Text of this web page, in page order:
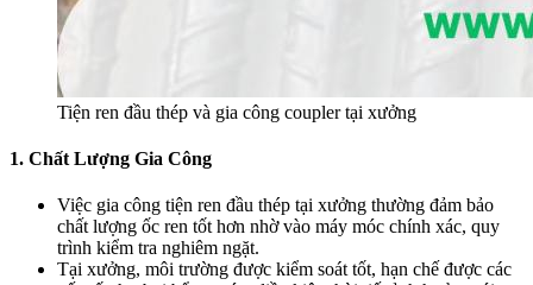
Tiện ren đầu thép và gia công coupler tại xưởng
1. Chất Lượng Gia Công
Việc gia công tiện ren đầu thép tại xưởng thường đảm bảo
chất lượng ốc ren tốt hơn nhờ vào máy móc chính xác, quy
trình kiểm tra nghiêm ngặt.
Tại xưởng, môi trường được kiểm soát tốt, hạn chế được các